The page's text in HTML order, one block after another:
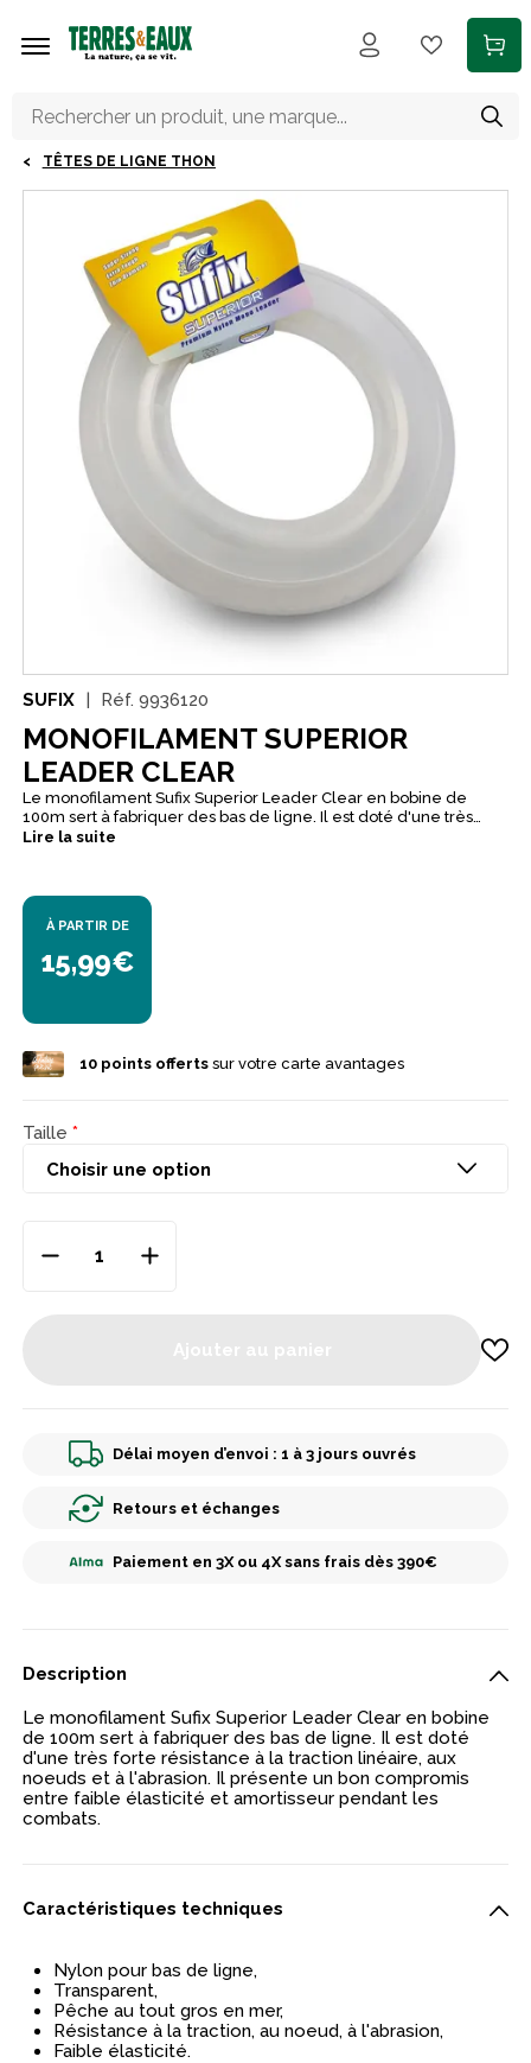
TÊTES DE LIGNE THON
SUFIX Réf. 9936120
MONOFILAMENT SUPERIOR
LEADER CLEAR
Le monofilament Sufix Superior Leader Clear en bobine de
100m sert à fabriquer des bas de ligne. Il est doté d'une très
forte résistance à la traction linéaire, aux noeuds et à l'abrasion.
Lire la suite
À PARTIR DE
15,99€
10points offertssur votre carte avantages
Taille
Délai moyen d’envoi : 1 à 3 jours ouvrés
Retours et échanges
Paiement en 3X ou 4X sans frais dès 390€
Description
Le monofilament Sufix Superior Leader Clear en bobine
de 100m sert à fabriquer des bas de ligne. Il est doté
d'une très forte résistance à la traction linéaire, aux
noeuds et à l'abrasion. Il présente un bon compromis
entre faible élasticité et amortisseur pendant les
combats.
Caractéristiques techniques
Nylon pour bas de ligne,
Transparent,
Pêche au tout gros en mer,
Résistance à la traction, au noeud, à l'abrasion,
Faible élasticité.